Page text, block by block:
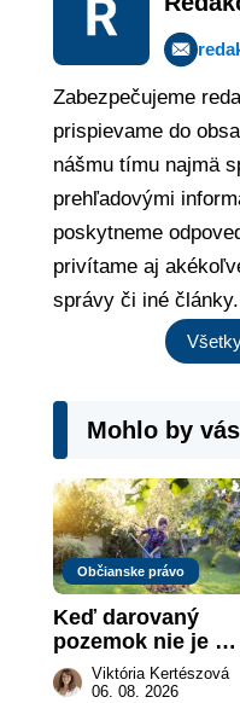
Zabezpečujeme
prispievame do
nášmu tímu najmä
prehľadovými
poskytneme
privítame aj
správy či iné články.
Mohlo by
Občianske právo
Keď darovaný
pozemok nie je
„hotová vec“: kedy
môže darca žiadať
Viktória Kertészová
06. 08. 2026